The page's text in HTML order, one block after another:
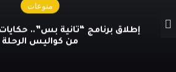
منوعات
إطلاق برنامج “ثانية بس”..
من كواليس الرحلة